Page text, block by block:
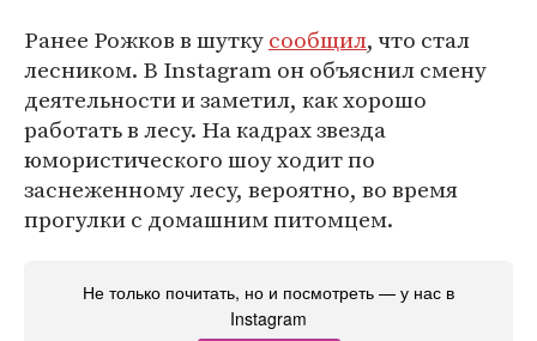
Ранее Рожков в шуткусообщил, что стал
лесником. В Instagram он объяснил смену
деятельности и заметил, как хорошо
работать в лесу. На кадрах звезда
юмористического шоу ходит по
заснеженному лесу, вероятно, во время
прогулки с домашним питомцем.
Не только почитать, но и посмотреть — у нас в
Instagram